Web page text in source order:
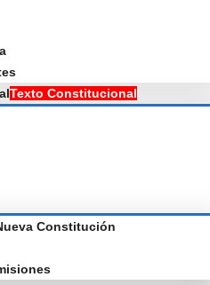
Texto Constitucional
Constitución